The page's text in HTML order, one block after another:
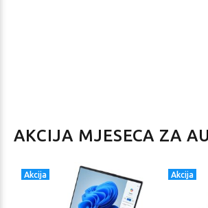
AKCIJA MJESECA ZA
Akcija Akcija